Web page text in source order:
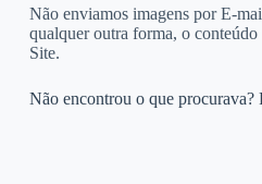
Não enviamos imagens por E-
qualquer outra forma, o
Site.
Não encontrou o que procurava?